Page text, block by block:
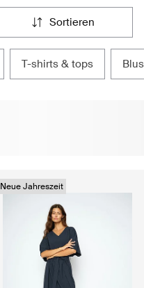
sortieren
t-shirts & tops
Neue Jahreszeit